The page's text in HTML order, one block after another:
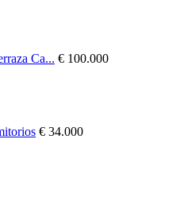
Ca... € 100.000
€ 34.000